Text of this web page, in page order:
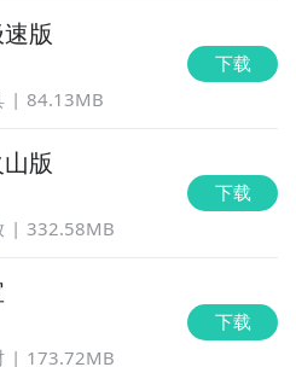
版
84.13MB
下载
版
332.58MB
下载
173.72MB
下载